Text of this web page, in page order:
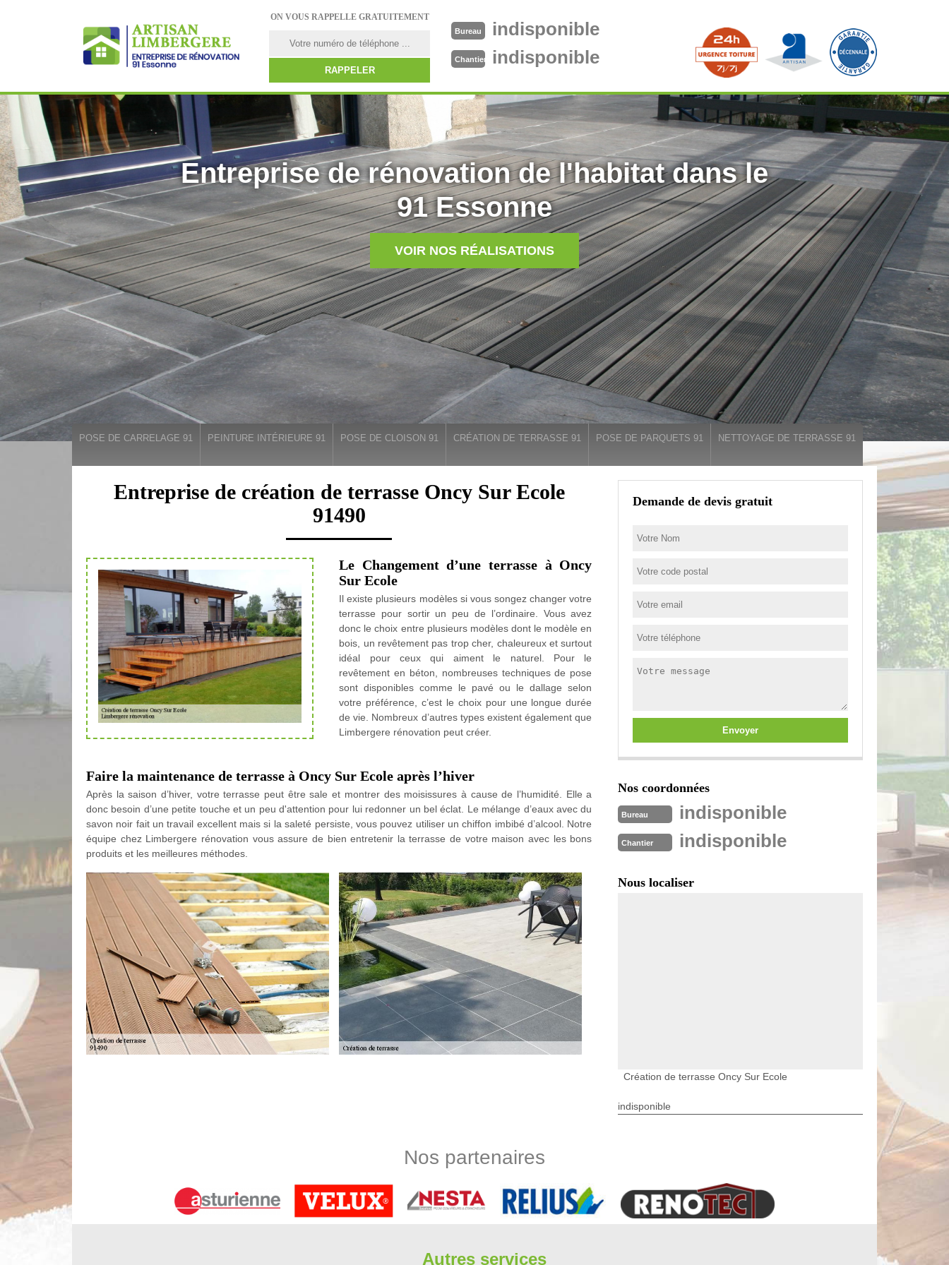
ON VOUS RAPPELLE GRATUITEMENT
Bureau indisponible
Chantier indisponible
Entreprise de rénovation de l'habitat dans le
91 Essonne
VOIR NOS RÉALISATIONS
POSE DE CARRELAGE 91 PEINTURE INTÉRIEURE 91 POSE DE CLOISON 91 CRÉATION DE TERRASSE 91 POSE DE PARQUETS 91 NETTOYAGE DE TERRASSE 91
Entreprise de création de terrasse Oncy Sur Ecole
91490
Le Changement d’une terrasse à Oncy
Sur Ecole
Il existe plusieurs modèles si vous songez changer votre
terrasse pour sortir un peu de l’ordinaire. Vous avez
donc le choix entre plusieurs modèles dont le modèle en
bois, un revêtement pas trop cher, chaleureux et surtout
idéal pour ceux qui aiment le naturel. Pour le
revêtement en béton, nombreuses techniques de pose
sont disponibles comme le pavé ou le dallage selon
votre préférence, c’est le choix pour une longue durée
de vie. Nombreux d’autres types existent également que
Limbergere rénovation peut créer.
Faire la maintenance de terrasse à Oncy Sur Ecole après l’hiver
Après la saison d’hiver, votre terrasse peut être sale et montrer des moisissures à cause de l’humidité. Elle a
donc besoin d’une petite touche et un peu d'attention pour lui redonner un bel éclat. Le mélange d’eaux avec du
savon noir fait un travail excellent mais si la saleté persiste, vous pouvez utiliser un chiffon imbibé d’alcool. Notre
équipe chez Limbergere rénovation vous assure de bien entretenir la terrasse de votre maison avec les bons
produits et les meilleures méthodes.
et il est à remarquer qu'il va utiliser des équipements adaptés pour la garantie d'un travail soigné. De plus, il
Le nettoyage de terrasse à Oncy Sur Ecole avec du vinaigre blanc
Si votre terrasse extérieure est en carrelage, rien de plus simple que d’utiliser du vinaigre blanc ou encore de
Demande de devis gratuit
Nos coordonnées
Bureau indisponible
Chantier indisponible
Nous localiser
Création de terrasse Oncy Sur Ecole
indisponible
Nos partenaires
Autres services